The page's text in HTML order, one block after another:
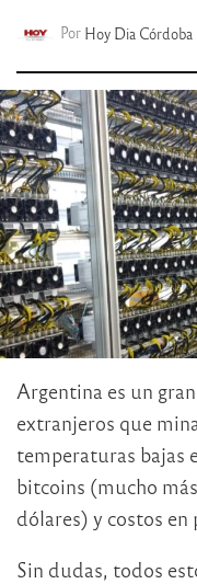
Por Hoy Dia Córdoba
Argentina es un
extranjeros que
temperaturas bajas
bitcoins (mucho
dólares) y costos en
Sin dudas, todos